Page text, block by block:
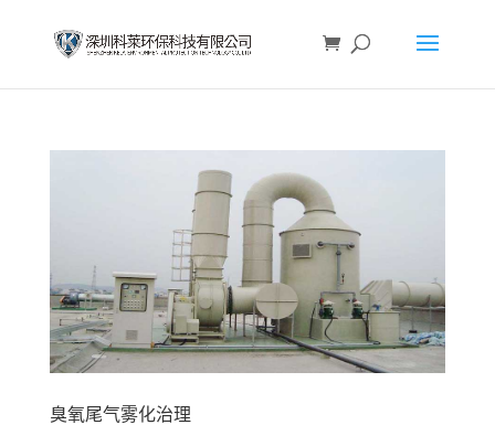
臭氧尾气雾化治理